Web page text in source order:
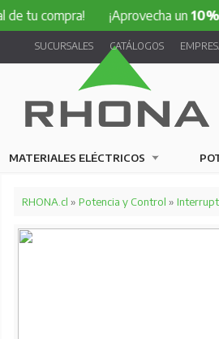
¡Aprovecha un10% de
SUCURSALES CATÁLOGOS
MATERIALES ELÉCTRICOS
RHONA.cl » Potencia y Control »